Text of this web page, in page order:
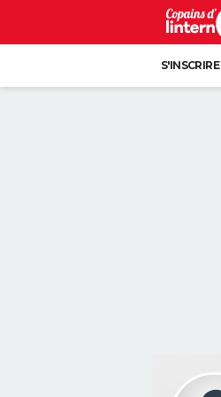
S'INSCRIRE